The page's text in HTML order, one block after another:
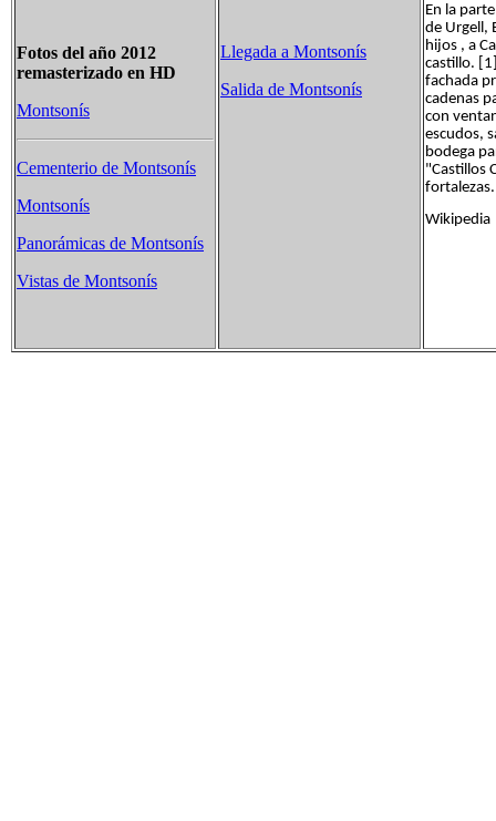
Fotos del año 2012
remasterizado en HD
Montsonís
Cementerio de Montsonís
Montsonís
Panorámicas de Montsonís
Vistas de Montsonís
Llegada a Montsonís
Salida de Montsonís
En la
de Urgell,
hijos , a
castillo.
fachada
cadenas
con
escudos,
bodega
"Castillos
fortalezas.
Wikipedia